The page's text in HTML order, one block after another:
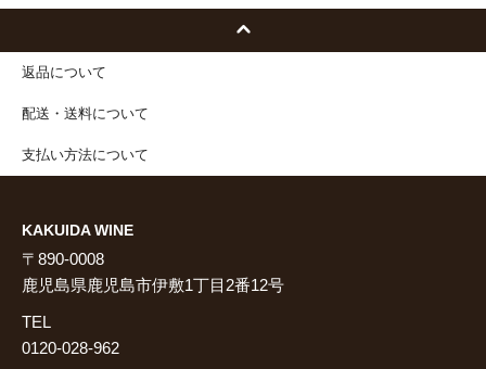
返品について
配送・送料について
支払い方法について
KAKUIDA WINE
〒890-0008
鹿児島県鹿児島市伊敷1丁目2番12号
TEL
0120-028-962